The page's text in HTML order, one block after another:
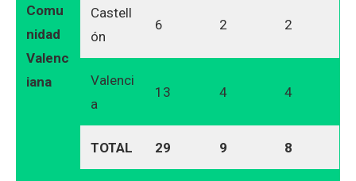
Comu
nidad
Valenc
iana
Castell
ón
6 2 2
Valenci
a
13 4 4
TOTAL 29 9 8